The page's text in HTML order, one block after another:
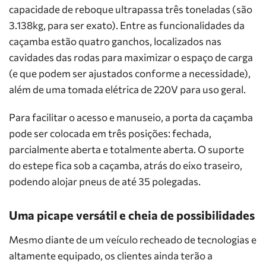
capacidade de reboque ultrapassa três toneladas (são
3.138kg, para ser exato). Entre as funcionalidades da
caçamba estão quatro ganchos, localizados nas
cavidades das rodas para maximizar o espaço de carga
(e que podem ser ajustados conforme a necessidade),
além de uma tomada elétrica de 220V para uso geral.
Para facilitar o acesso e manuseio, a porta da caçamba
pode ser colocada em três posições: fechada,
parcialmente aberta e totalmente aberta. O suporte
do estepe fica sob a caçamba, atrás do eixo traseiro,
podendo alojar pneus de até 35 polegadas.
Uma picape versátil e cheia de possibilidades
Mesmo diante de um veículo recheado de tecnologias e
altamente equipado, os clientes ainda terão a